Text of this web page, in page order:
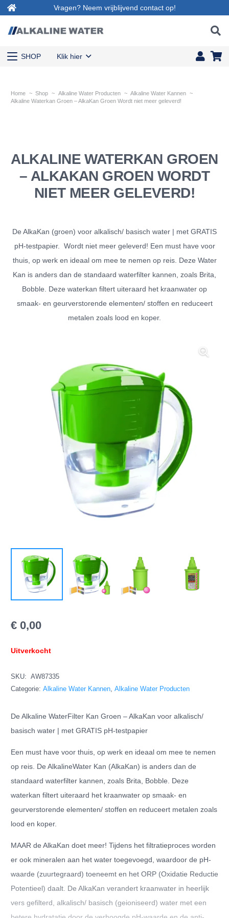
Vragen? Neem vrijblijvend contact op!
SHOP Klik hier
Home ~ Shop ~ Alkaline Water Producten ~ Alkaline Water Kannen ~
Alkaline Waterkan Groen – AlkaKan Groen Wordt niet meer geleverd!
ALKALINE WATERKAN GROEN
– ALKAKAN GROEN WORDT
NIET MEER GELEVERD!
De AlkaKan (groen) voor alkalisch/ basisch water | met GRATIS
pH-testpapier. Wordt niet meer geleverd! Een must have voor
thuis, op werk en ideaal om mee te nemen op reis. Deze Water
Kan is anders dan de standaard waterfilter kannen, zoals Brita,
Bobble. Deze waterkan filtert uiteraard het kraanwater op
smaak- en geurverstorende elementen/ stoffen en reduceert
metalen zoals lood en koper.
€ 0,00
Uitverkocht
SKU:
AW87335
Categorie: Alkaline Water Kannen Alkaline Water Producten
De Alkaline WaterFilter Kan Groen – AlkaKan voor alkalisch/
basisch water | met GRATIS pH-testpapier
Een must have voor thuis, op werk en ideaal om mee te nemen
op reis. De AlkalineWater Kan (AlkaKan) is anders dan de
standaard waterfilter kannen, zoals Brita, Bobble. Deze
waterkan filtert uiteraard het kraanwater op smaak- en
geurverstorende elementen/ stoffen en reduceert metalen zoals
lood en koper.
MAAR de AlkaKan doet meer! Tijdens het filtratieproces worden
er ook mineralen aan het water toegevoegd, waardoor de pH-
waarde (zuurtegraard) toeneemt en het ORP (Oxidatie Reductie
Potentieel) daalt. De AlkaKan verandert kraanwater in heerlijk
vers gefilterd, alkalisch/ basisch (geioniseerd) water met een